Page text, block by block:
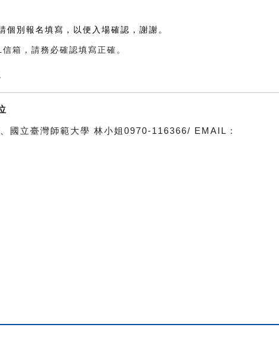
別報名填寫，以便入場確認，謝謝。
箱，請務必確認填寫正確。
國立臺灣師範大學 林小姐0970-116366/
EMAIL：